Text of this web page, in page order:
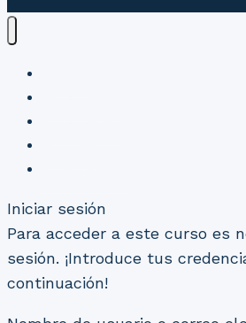
Iniciar sesión
Para acceder a este curso es
sesión. ¡Introduce tus
continuación!